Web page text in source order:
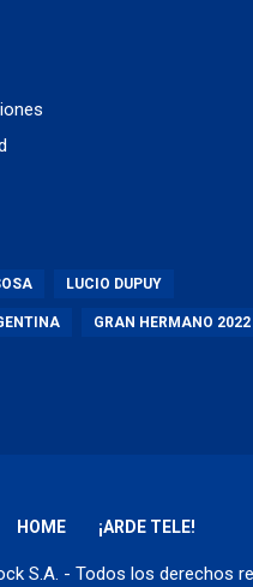
LUCIO DUPUY
GRAN HERMANO 2022
HOME ¡ARDE TELE!
S.A. - Todos los derechos